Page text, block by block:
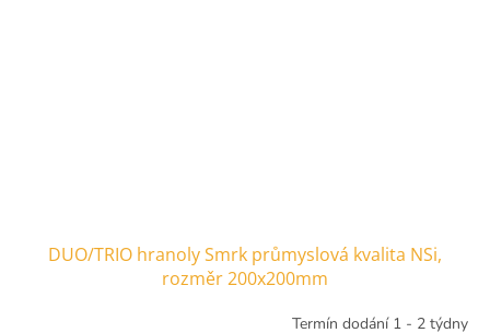
DUO/TRIO hranoly Smrk průmyslová kvalita NSi,
rozměr 200x200mm
Termín dodání 1 - 2 týdny